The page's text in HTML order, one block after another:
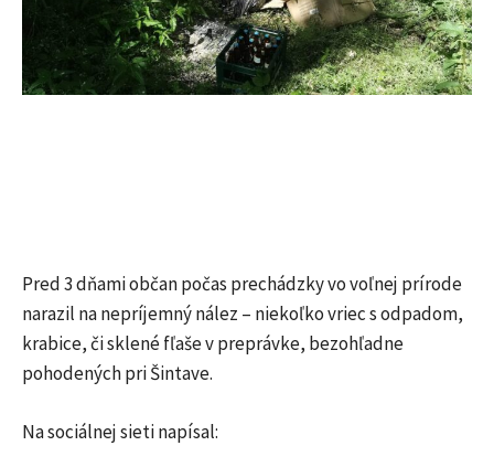
Pred 3 dňami občan počas prechádzky vo voľnej prírode
narazil na nepríjemný nález – niekoľko vriec s odpadom,
krabice, či sklené fľaše v preprávke, bezohľadne
pohodených pri Šintave.
Na sociálnej sieti napísal: